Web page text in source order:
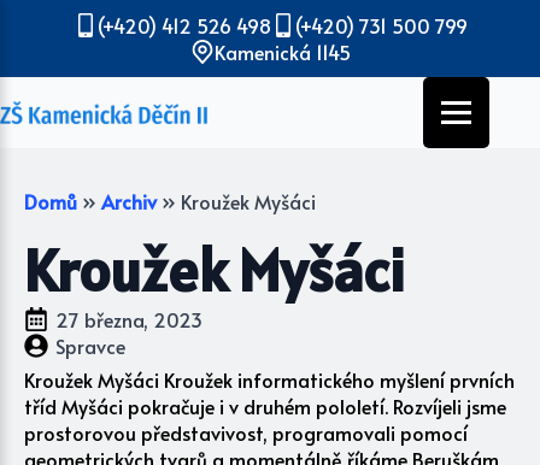
(+420) 412 526 498
(+420) 731 500 799
Kamenická 1145
Domů » Archiv » Kroužek Myšáci
Kroužek Myšáci
27 března, 2023
Spravce
Kroužek Myšáci Kroužek informatického myšlení prvních
tříd Myšáci pokračuje i v druhém pololetí. Rozvíjeli jsme
prostorovou představivost, programovali pomocí
geometrických tvarů a momentálně říkáme Beruškám